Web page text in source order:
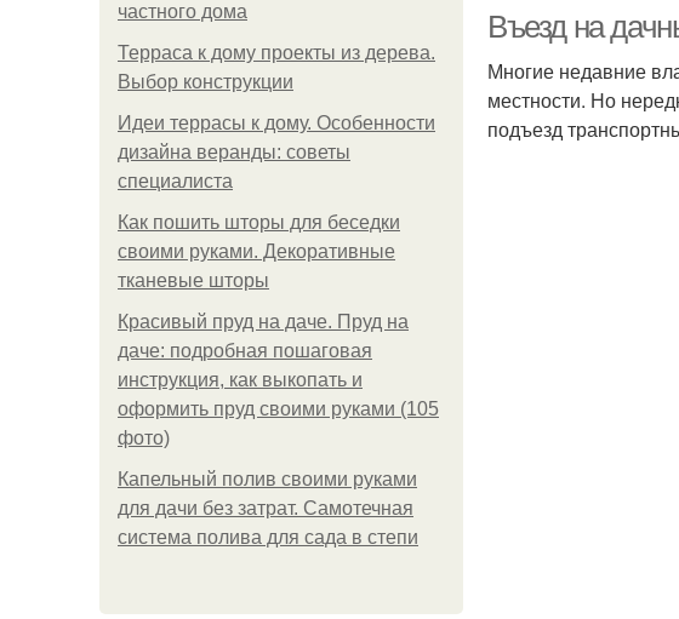
частного дома
Терраса к дому проекты из дерева.
Выбор конструкции
Идеи террасы к дому. Особенности
дизайна веранды: советы
специалиста
Как пошить шторы для беседки
своими руками. Декоративные
тканевые шторы
Красивый пруд на даче. Пруд на
даче: подробная пошаговая
инструкция, как выкопать и
оформить пруд своими руками (105
фото)
Капельный полив своими руками
для дачи без затрат. Самотечная
система полива для сада в степи
Въезд на
Многие недавние
местности. Но
подъезд